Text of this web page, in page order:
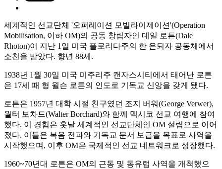
세계적인 선교단체 '오퍼레이션 모빌라이제이션'(Operation
Mobilisation, 이하 OM)의 공동 창립자인 데일 로튼(Dale
Rhoton)이 지난 1일 미국 플로리다주의 한 은퇴자 공동체에서
소천을 받았다. 향년 88세.
1938년 1월 30일 미국 미주리주 캔자스시티에서 태어난 로튼
은 17세 때 형 윌슨 로튼의 인도로 기독교 신앙을 갖게 됐다.
로튼은 1957년 대학 시절 친구였던 조지 버워(George Verwer),
월터 보차드(Walter Borchard)와 함께 멕시코 선교 여행에 참여
했다. 이 경험은 훗날 세계적인 선교단체인 OM 설립으로 이어
졌다. 이들은 복음 전파와 기독교 문서 보급을 목표로 사역을
시작했으며, 이후 OM은 국제적인 선교 네트워크로 성장했다.
1960~70년대 로튼은 OM의 근동 및 동유럽 사역을 개척했으